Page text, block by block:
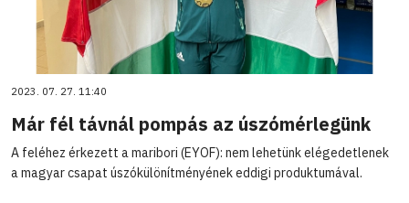
2023. 07. 27. 11:40
Már fél távnál pompás az úszómérlegünk
A feléhez érkezett a maribori (EYOF): nem lehetünk elégedetlenek
a magyar csapat úszókülönítményének eddigi produktumával.